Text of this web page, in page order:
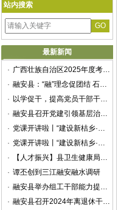
站内搜索
最新新闻
·
广西壮族自治区2025年度考试录用公务员公告
·
融安县：“融”理念促团结 石榴花开籽籽红
·
以学促干，提高党员干部干事创业本领
·
融安县召开党建引领基层治理协调机制第一次全体会议
·
党课开讲啦丨“建设新桔乡·建功新时代”——融安县举办“党课开讲啦”微党课展示交流活动
·
党课开讲啦丨“建设新桔乡·建功新时代”——融安县举办“党课开讲啦”微党课展示交流活动
·
【人才振兴】县卫生健康局：多措并举绘好卫生人才建设“新篇章”
· 谭丕创到三江融安融水调研
·
融安县举办组工干部能力提升暨抓党建促乡村振兴专题培训班
·
融安县召开2024年离退休干部重阳节座谈会